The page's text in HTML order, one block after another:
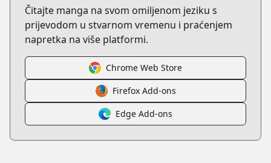
Čitajte manga na svom omiljenom jeziku s
prijevodom u stvarnom vremenu i praćenjem
napretka na više platformi.
Chrome Web Store
Firefox Add-ons
Edge Add-ons